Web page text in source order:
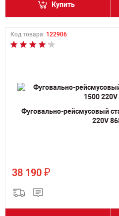
Купить
Код товара: 122906
Фуговально-рейсмусовый
220V
38 190 ₽